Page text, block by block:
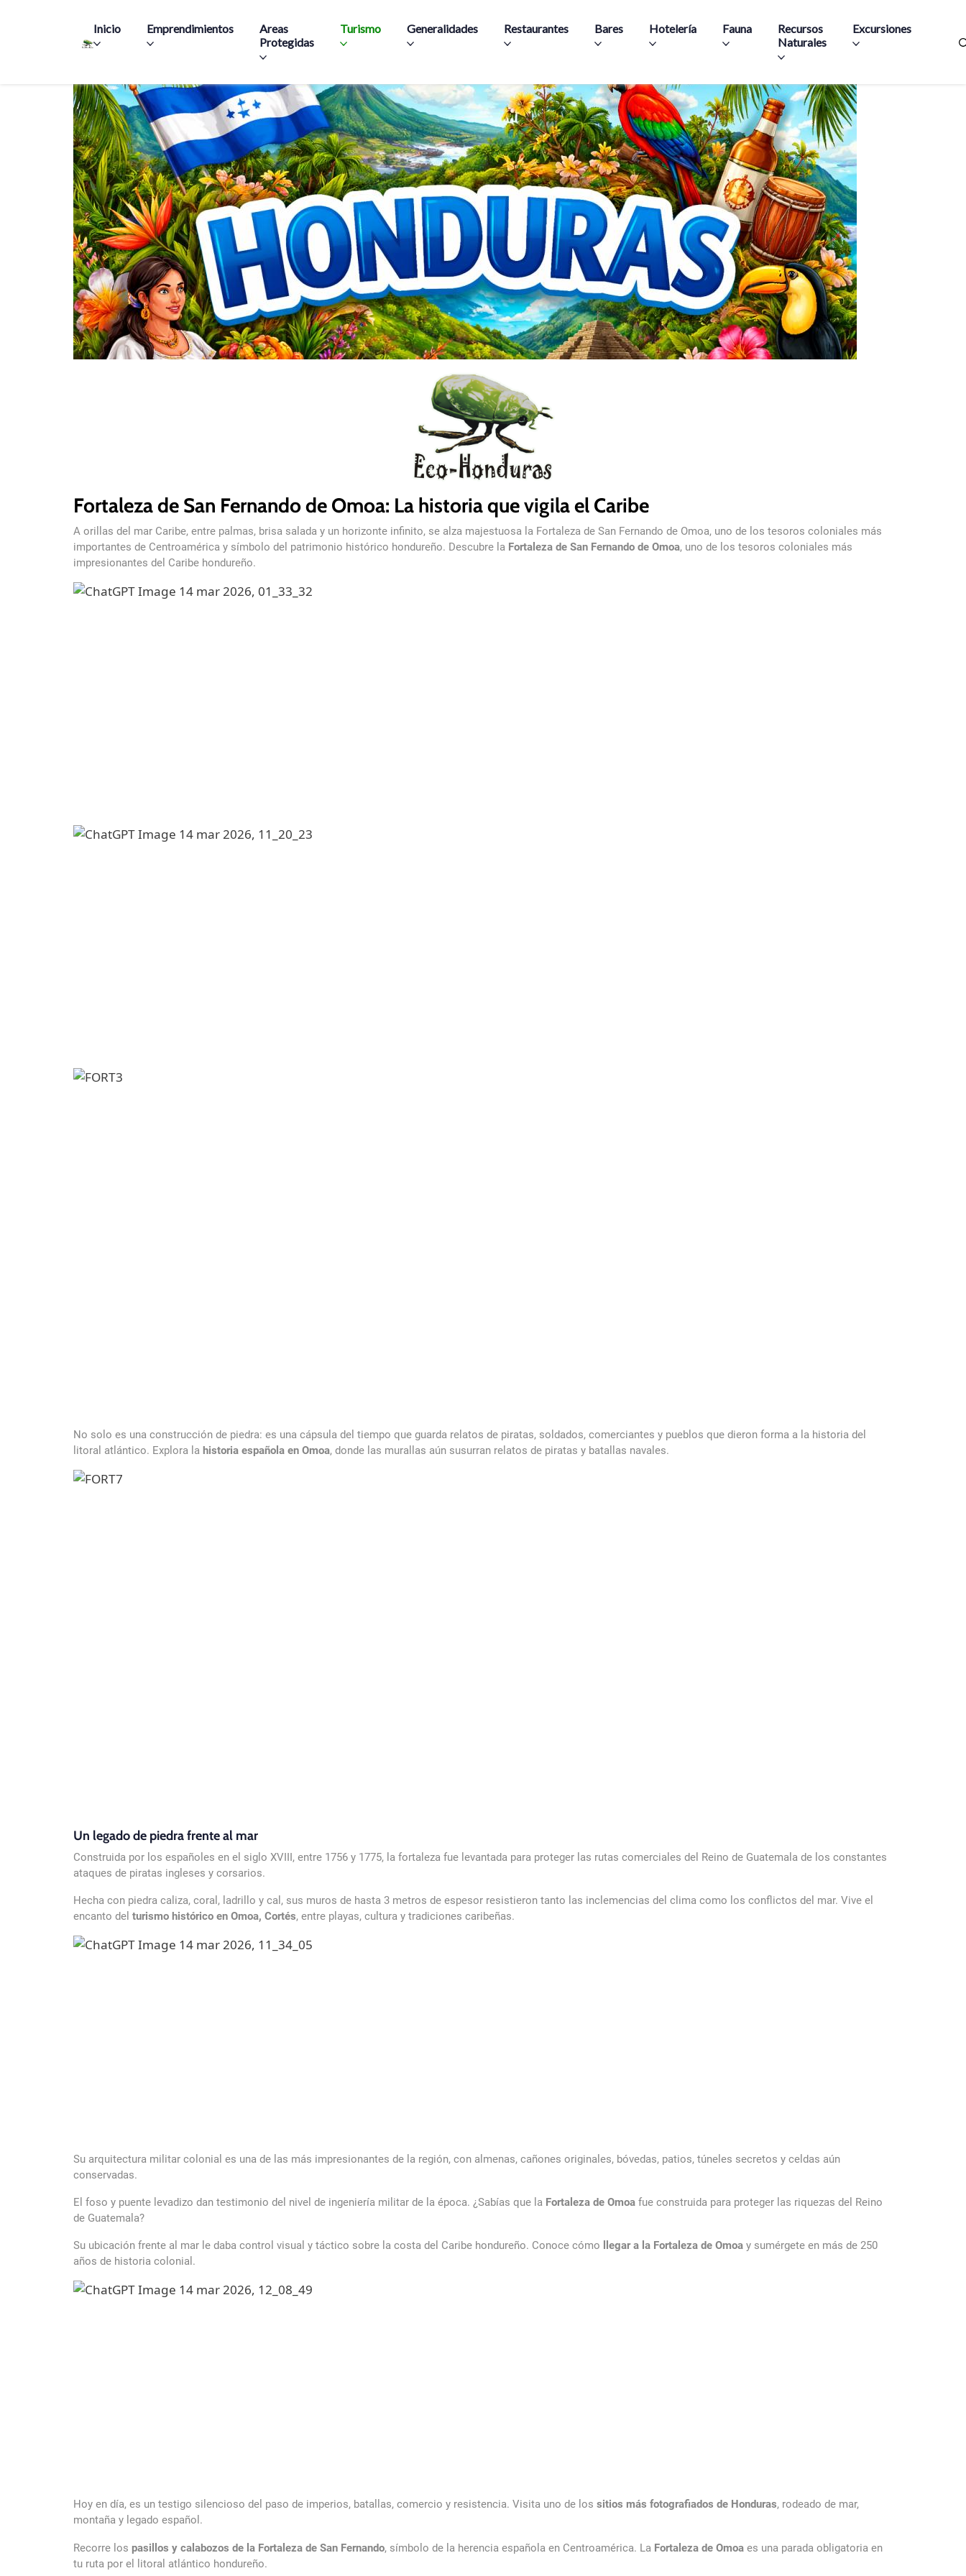
Inicio Emprendimientos
Areas
Protegidas
Turismo Generalidades Restaurantes Bares Hotelería Fauna
Recursos
Naturales
Excursiones
Fortaleza de San Fernando de Omoa: La historia que vigila el Caribe
A orillas del mar Caribe, entre palmas, brisa salada y un horizonte infinito, se alza majestuosa la Fortaleza de San Fernando de Omoa, uno de los tesoros coloniales más
importantes de Centroamérica y símbolo del patrimonio histórico hondureño. Descubre la Fortaleza de San Fernando de Omoa, uno de los tesoros coloniales más
impresionantes del Caribe hondureño.
No solo es una construcción de piedra: es una cápsula del tiempo que guarda relatos de piratas, soldados, comerciantes y pueblos que dieron forma a la historia del
litoral atlántico. Explora la historia española en Omoa, donde las murallas aún susurran relatos de piratas y batallas navales.
Un legado de piedra frente al mar
Construida por los españoles en el siglo XVIII, entre 1756 y 1775, la fortaleza fue levantada para proteger las rutas comerciales del Reino de Guatemala de los constantes
ataques de piratas ingleses y corsarios.
Hecha con piedra caliza, coral, ladrillo y cal, sus muros de hasta 3 metros de espesor resistieron tanto las inclemencias del clima como los conflictos del mar. Vive el
encanto del turismo histórico en Omoa, Cortés, entre playas, cultura y tradiciones caribeñas.
Su arquitectura militar colonial es una de las más impresionantes de la región, con almenas, cañones originales, bóvedas, patios, túneles secretos y celdas aún
conservadas.
El foso y puente levadizo dan testimonio del nivel de ingeniería militar de la época. ¿Sabías que la Fortaleza de Omoa fue construida para proteger las riquezas del Reino
de Guatemala?
Su ubicación frente al mar le daba control visual y táctico sobre la costa del Caribe hondureño. Conoce cómo llegar a la Fortaleza de Omoa y sumérgete en más de 250
años de historia colonial.
Hoy en día, es un testigo silencioso del paso de imperios, batallas, comercio y resistencia. Visita uno de los sitios más fotografiados de Honduras, rodeado de mar,
montaña y legado español.
Mange spillere prioriterer hastighed, og listen over Danske casinoer med hurtig udbetalinger derfor meget populær. Her finder du licenserede udbydere, som sikrer hurtige
og pålidelige overførsler. Det betyder, at du kan nyde spillet velvidende, at gevinsterne udbetales uden forsinkelse.
Recorre los pasillos y calabozos de la Fortaleza de San Fernando, símbolo de la herencia española en Centroamérica. La Fortaleza de Omoa es una parada obligatoria en
tu ruta por el litoral atlántico hondureño.